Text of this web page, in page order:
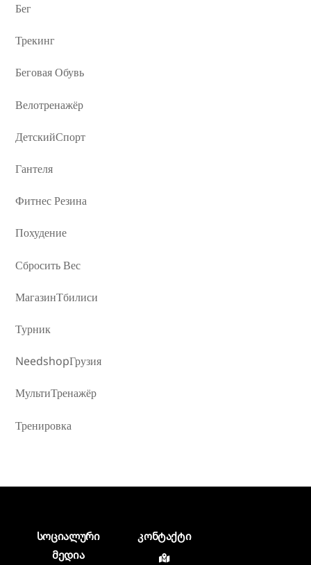
Бег
Трекинг
Беговая Обувь
Велотренажёр
ДетскийСпорт
Гантеля
Фитнес Резина
Похудение
Сбросить Вес
МагазинТбилиси
Турник
NeedshopГрузия
МультиТренажёр
Тренировка
სოციალური
მედია
კონტაქტი